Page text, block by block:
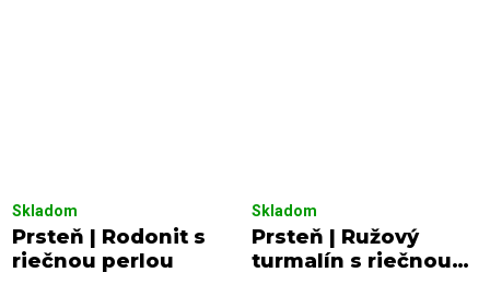
Prsteň | Rodonit s
riečnou perlou
Skladom
Prsteň | Ružový
turmalín s riečnou
Skladom